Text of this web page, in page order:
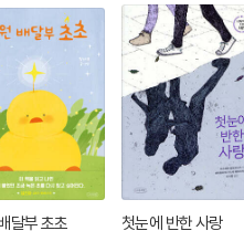
달부 초초 첫눈에 반한 사랑